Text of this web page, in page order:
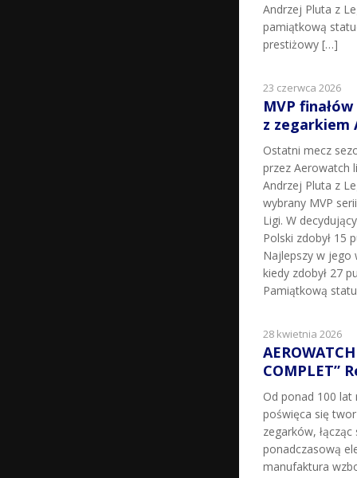
Andrzej Pluta z
pamiątkową
prestiżowy […]
23 czerwca 2026
MVP
z zegarkiem
Ostatni mecz
przez Aerowatch
Andrzej Pluta z
wybrany MVP
Ligi. W
Polski zdobył 15
Najlepszy w jego
kiedy zdobył 27
Pamiątkową
28 kwietnia 2026
COMPLET”
Od ponad 100 lat
poświęca się
zegarków,
ponadczasową
manufaktura